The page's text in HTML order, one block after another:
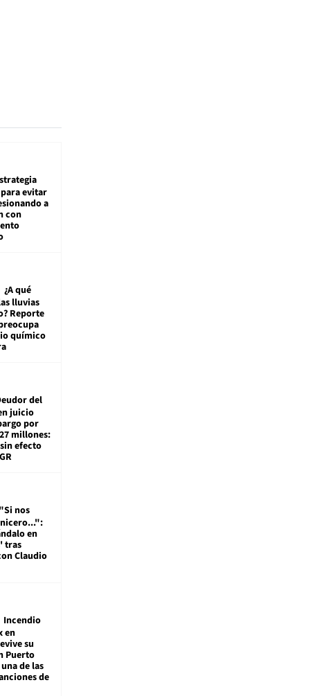
evitar
a
con
¿A qué
lluvias
Reporte
químico
del
juicio
por
millones:
efecto
"Si nos
en
tras
Claudio
Incendio
en
su
Puerto
de las
de